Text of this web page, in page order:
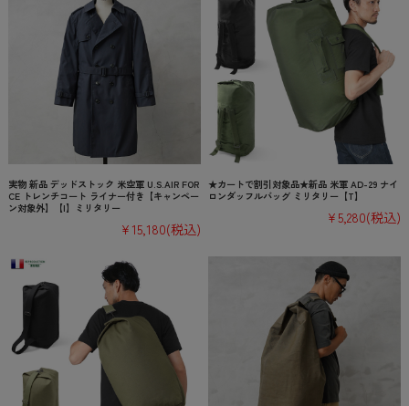
実物 新品 デッドストック 米空軍 U.S.AIR FOR
CE トレンチコート ライナー付き【キャンペー
ン対象外】【I】ミリタリー
¥15,180(税込)
★カートで割引対象品★新品 米軍 AD-29 ナイ
ロンダッフルバッグ ミリタリー【T】
¥5,280(税込)